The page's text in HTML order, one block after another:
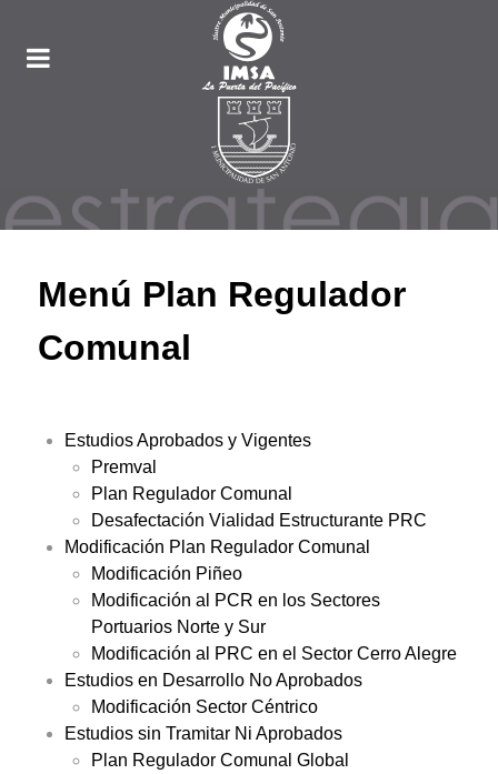
Menú Plan Regulador
Comunal
Estudios Aprobados y Vigentes
Premval
Plan Regulador Comunal
Desafectación Vialidad Estructurante PRC
Modificación Plan Regulador Comunal
Modificación Piñeo
Modificación al PCR en los Sectores
Portuarios Norte y Sur
Modificación al PRC en el Sector Cerro Alegre
Estudios en Desarrollo No Aprobados
Modificación Sector Céntrico
Estudios sin Tramitar Ni Aprobados
Plan Regulador Comunal Global